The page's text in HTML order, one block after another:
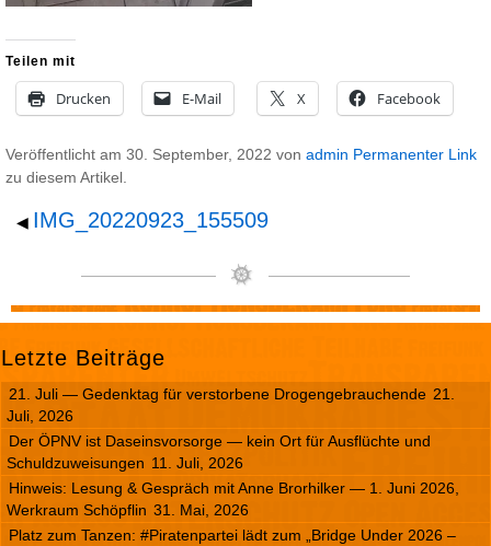
Teilen mit
Drucken E-Mail X Facebook
Veröffentlicht am 30. September, 2022 von admin Permanenter Link
zu diesem Artikel.
◀ IMG_20220923_155509
Letzte Beiträge
21. Juli — Gedenktag für verstorbene Drogengebrauchende 21.
Juli, 2026
Der ÖPNV ist Daseinsvorsorge — kein Ort für Ausflüchte und
Schuldzuweisungen 11. Juli, 2026
Hinweis: Lesung & Gespräch mit Anne Brorhilker — 1. Juni 2026,
Werkraum Schöpflin 31. Mai, 2026
Platz zum Tanzen: #Piratenpartei lädt zum „Bridge Under 2026 –